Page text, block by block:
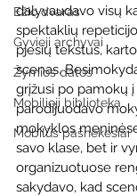
Ežio dvaras
Gyvieji archyvai
Žymios datos
Mobilioji biblioteka
Mobilūs pašnekesiai
dalyvaudavo visų
spektaklių
pjesių tekstus,
scenas.
grįžusi po pamokų
parodijuodavo
mokyklos
savo klase, bet ir
organizuotuose
sakydavo, kad